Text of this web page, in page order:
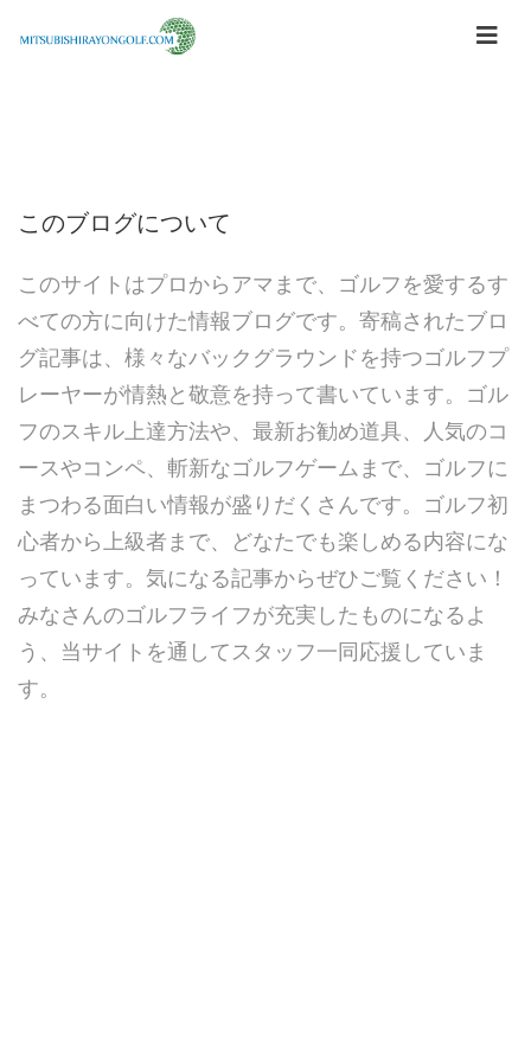
このブログについて
このサイトはプロからアマまで、ゴルフを愛するす
べての方に向けた情報ブログです。寄稿されたブロ
グ記事は、様々なバックグラウンドを持つゴルフプ
レーヤーが情熱と敬意を持って書いています。ゴル
フのスキル上達方法や、最新お勧め道具、人気のコ
ースやコンペ、斬新なゴルフゲームまで、ゴルフに
まつわる面白い情報が盛りだくさんです。ゴルフ初
心者から上級者まで、どなたでも楽しめる内容にな
っています。気になる記事からぜひご覧ください！
みなさんのゴルフライフが充実したものになるよ
う、当サイトを通してスタッフ一同応援していま
す。